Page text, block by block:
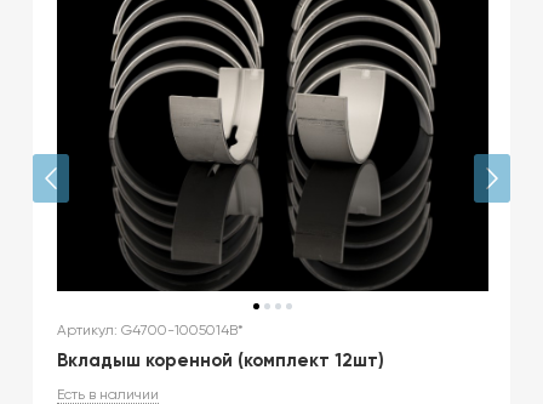
Артикул: G4700-1005014B*
Вкладыш коренной (комплект 12шт)
Есть в наличии